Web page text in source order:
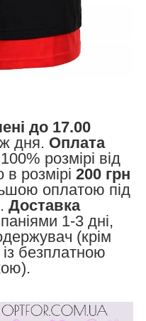
до 17.00
дня. Оплата
розмірі від
розмірі 200 грн
оплатою під
Доставка
1-3 дні,
(крім
безплатною